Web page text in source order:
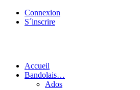
Connexion
S´inscrire
Accueil
Bandolais…
Ados